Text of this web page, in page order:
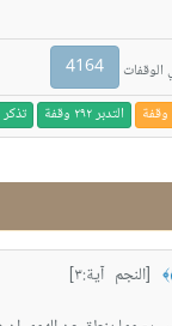
الوقفات 4164
التدبر ٢٩٢ وقفة تذكر
﴾
[النجم آية:٣]